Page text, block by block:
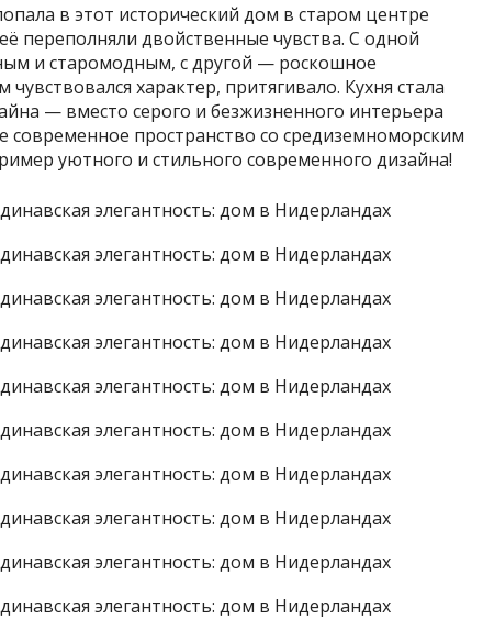
в этот исторический дом в старом центре
переполняли двойственные чувства. С одной
и старомодным, с другой — роскошное
характер, притягивало. Кухня стала
— вместо серого и безжизненного интерьера
современное пространство со средиземноморским
уютного и стильного современного дизайна!